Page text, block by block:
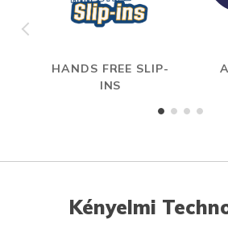
HANDS FREE SLIP-
INS
Kényelmi